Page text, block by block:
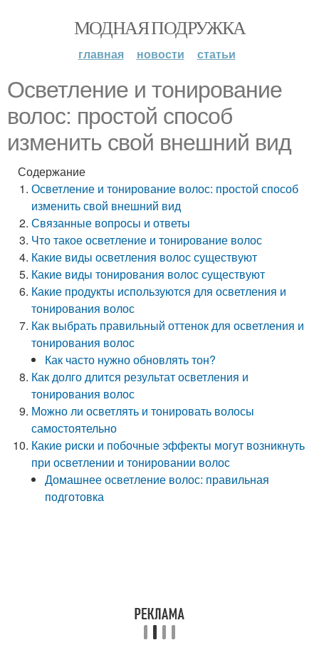
МОДНАЯ ПОДРУЖКА
главная новости статьи
Осветление и тонирование
волос: простой способ
изменить свой внешний вид
Содержание
Осветление и тонирование волос: простой способ
изменить свой внешний вид
Связанные вопросы и ответы
Что такое осветление и тонирование волос
Какие виды осветления волос существуют
Какие виды тонирования волос существуют
Какие продукты используются для осветления и
тонирования волос
Как выбрать правильный оттенок для осветления и
тонирования волос
Как часто нужно обновлять тон?
Как долго длится результат осветления и
тонирования волос
Можно ли осветлять и тонировать волосы
самостоятельно
Какие риски и побочные эффекты могут возникнуть
при осветлении и тонировании волос
Домашнее осветление волос: правильная
подготовка